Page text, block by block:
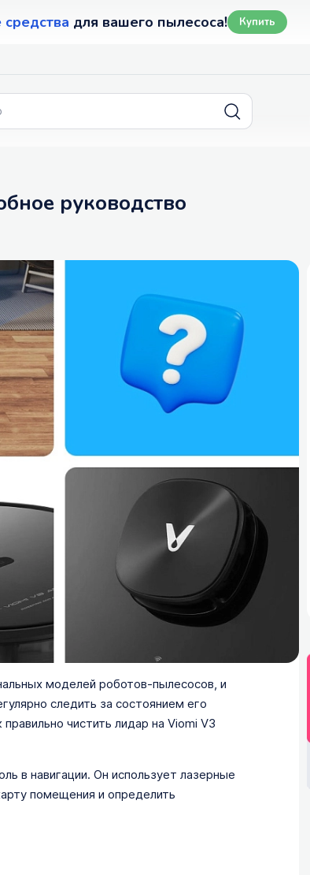
для вашего пылесоса! Купить
руководство
моделей роботов-пылесосов, и
следить за состоянием его
чистить лидар на Viomi V3
в навигации. Он использует лазерные
помещения и определить